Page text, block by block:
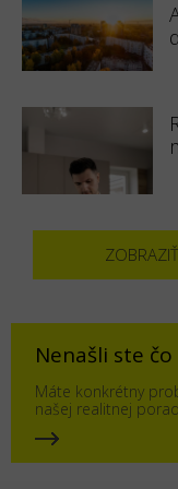
Nenašli ste
Máte konkrétny
našej realitnej